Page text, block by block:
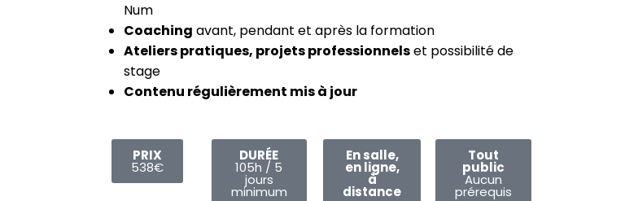
Num
Coaching avant, pendant et après la formation
Ateliers pratiques, projets professionnelset possibilité de
stage
Contenu régulièrement mis à jour
PRIX
538€
DURÉE
105h / 5
jours
minimum
En salle,
en ligne,
à
distance
Tout
public
Aucun
prérequis